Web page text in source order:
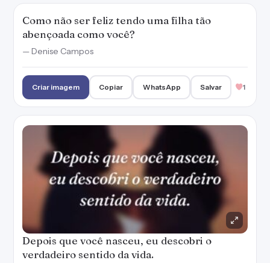
Como não ser feliz tendo uma filha tão
abençoada como você?
— Denise Campos
Criar imagem Copiar WhatsApp Salvar 1
Depois que você nasceu, eu descobri o
verdadeiro sentido da vida.